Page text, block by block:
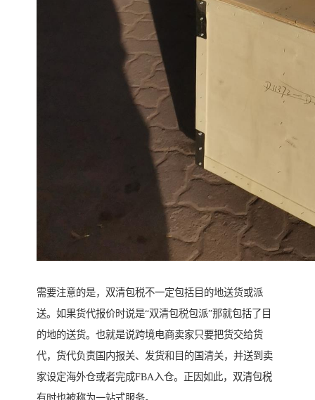
需要注意的是，双清包税不一定包括目的地送货或派
送。如果货代报价时说是“双清包税包派”那就包括了目
的地的送货。也就是说跨境电商卖家只要把货交给货
代，货代负责国内报关、发货和目的国清关，并送到卖
家设定海外仓或者完成FBA入仓。正因如此，双清包税
有时也被称为一站式服务。